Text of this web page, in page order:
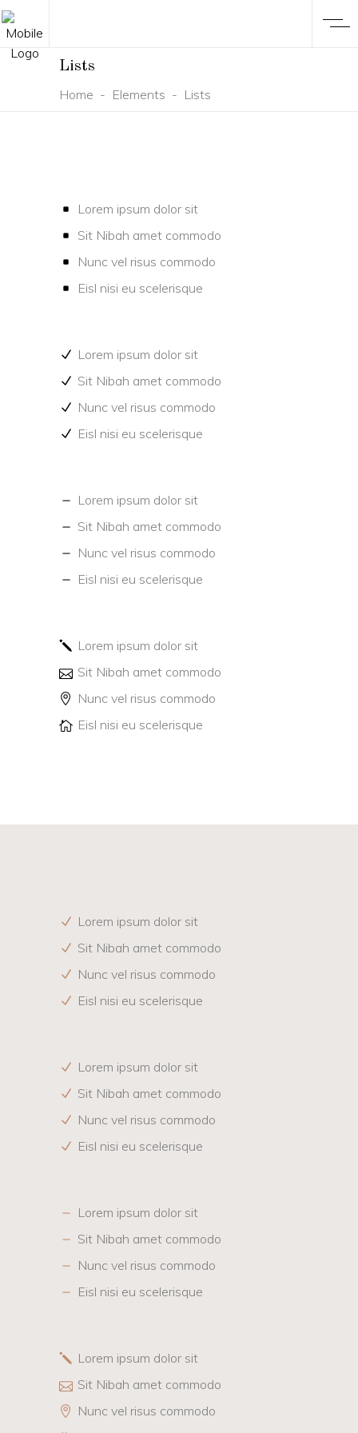
Lists
Home - Elements - Lists
Lorem ipsum dolor sit
Sit Nibah amet commodo
Nunc vel risus commodo
Eisl nisi eu scelerisque
Lorem ipsum dolor sit
Sit Nibah amet commodo
Nunc vel risus commodo
Eisl nisi eu scelerisque
Lorem ipsum dolor sit
Sit Nibah amet commodo
Nunc vel risus commodo
Eisl nisi eu scelerisque
Lorem ipsum dolor sit
Sit Nibah amet commodo
Nunc vel risus commodo
Eisl nisi eu scelerisque
Lorem ipsum dolor sit
Sit Nibah amet commodo
Nunc vel risus commodo
Eisl nisi eu scelerisque
Lorem ipsum dolor sit
Sit Nibah amet commodo
Nunc vel risus commodo
Eisl nisi eu scelerisque
Lorem ipsum dolor sit
Sit Nibah amet commodo
Nunc vel risus commodo
Eisl nisi eu scelerisque
Lorem ipsum dolor sit
Sit Nibah amet commodo
Nunc vel risus commodo